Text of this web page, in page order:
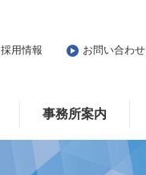
採用情報 お問い合わせ
事務所案内